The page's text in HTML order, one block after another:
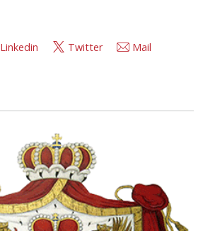
Linkedin Twitter Mail